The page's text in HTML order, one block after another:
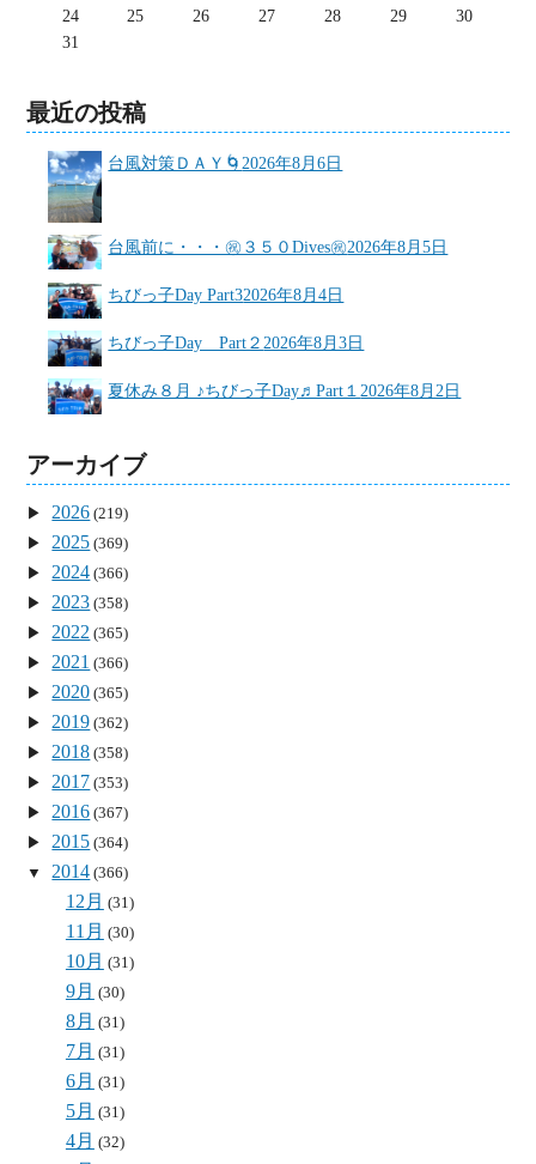
24
25 26 27 28 29
30
31
最近の投稿
台風対策ＤＡＹ🌀 2026年8月6日
台風前に・・・㊗３５０Dives㊗2026年8月5日
ちびっ子Day Part32026年8月4日
ちびっ子Day Part２ 2026年8月3日
夏休み８月 ♪ちびっ子Day♬Part１ 2026年8月2日
アーカイブ
2026 (219)
2025 (369)
2024 (366)
2023 (358)
2022 (365)
2021 (366)
2020 (365)
2019 (362)
2018 (358)
2017 (353)
2016 (367)
2015 (364)
2014 (366)
12月 (31)
11月 (30)
10月 (31)
9月 (30)
8月 (31)
7月 (31)
6月 (31)
5月 (31)
4月 (32)